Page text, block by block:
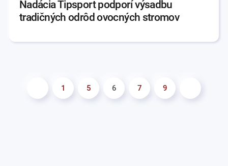
Nadácia Tipsport podporí výsadbu
tradičných odrôd ovocných stromov
1 5 6 7 9